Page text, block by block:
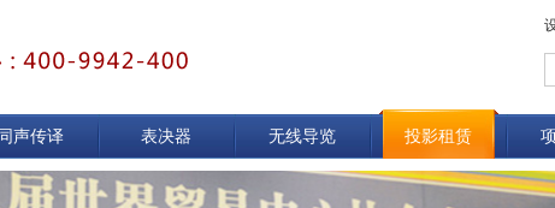
声传译 表决器 无线导览 投影租赁